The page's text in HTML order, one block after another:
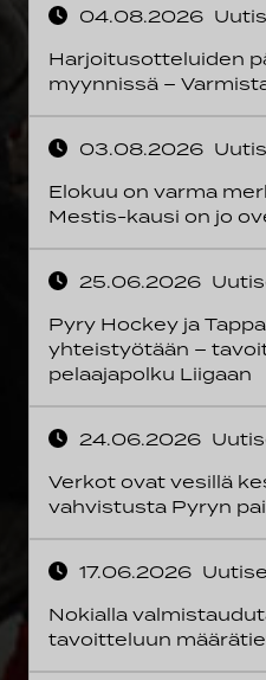
04.08.2026
Harjoitusotteluiden
myynnissä –
03.08.2026
Elokuu on varma
Mestis-kausi on jo
25.06.2026
Pyry Hockey ja
yhteistyötään –
pelaajapolku Liigaan
24.06.2026
Verkot ovat vesillä
vahvistusta Pyryn
17.06.2026
Nokialla
tavoitteluun